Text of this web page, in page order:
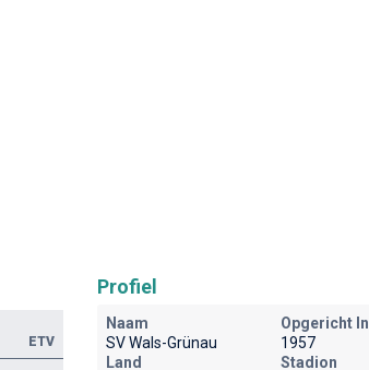
ETV
Profiel
Naam
SV Wals-Grünau
Opgericht In
1957
Land
Stadion